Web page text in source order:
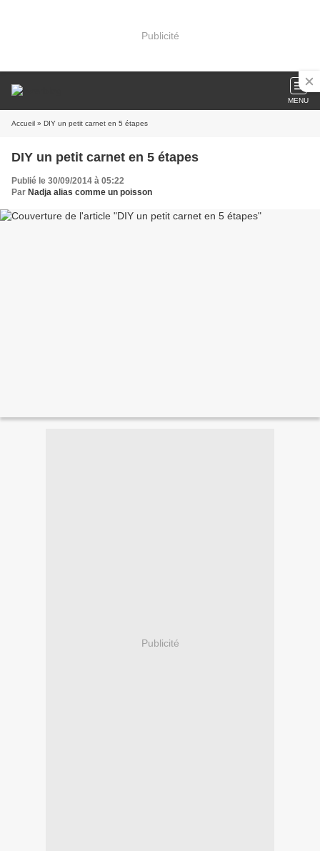
Publicité
MENU
Accueil » DIY un petit carnet en 5 étapes
DIY un petit carnet en 5 étapes
Publié le 30/09/2014 à 05:22
Par Nadja alias comme un poisson
Publicité